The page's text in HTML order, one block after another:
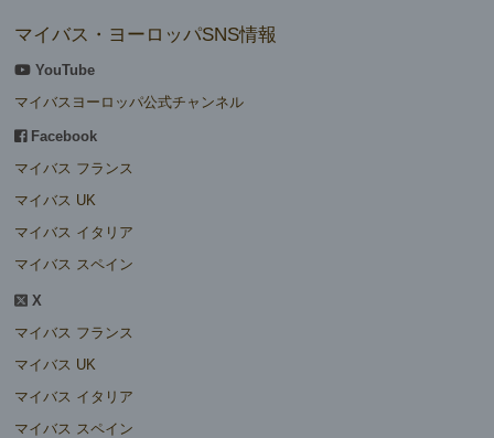
マイバス・ヨーロッパSNS情報
YouTube
マイバスヨーロッパ公式チャンネル
Facebook
マイバス フランス
マイバス UK
マイバス イタリア
マイバス スペイン
X
マイバス フランス
マイバス UK
マイバス イタリア
マイバス スペイン